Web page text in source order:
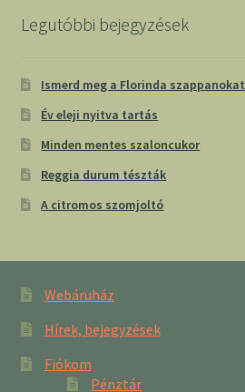
Legutóbbi bejegyzések
Ismerd meg a Florinda szappanokat
Év eleji nyitva tartás
Minden mentes szaloncukor
Reggia durum tészták
A citromos szomjoltó
Webáruház
Hírek, bejegyzések
Fiókom
Pénztár